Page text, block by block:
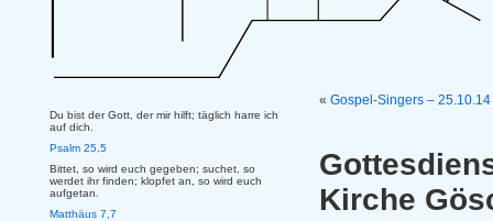
« Gospel-Singers –
Kirche
Du bist der Gott, der mir hilft; täglich harre ich
auf dich.
Psalm 25,5
Bittet, so wird euch gegeben; suchet, so
werdet ihr finden; klopfet an, so wird euch
aufgetan.
Matthäus 7,7